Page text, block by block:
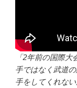
「2年前の国際
手ではなく武道
手をしてくれな